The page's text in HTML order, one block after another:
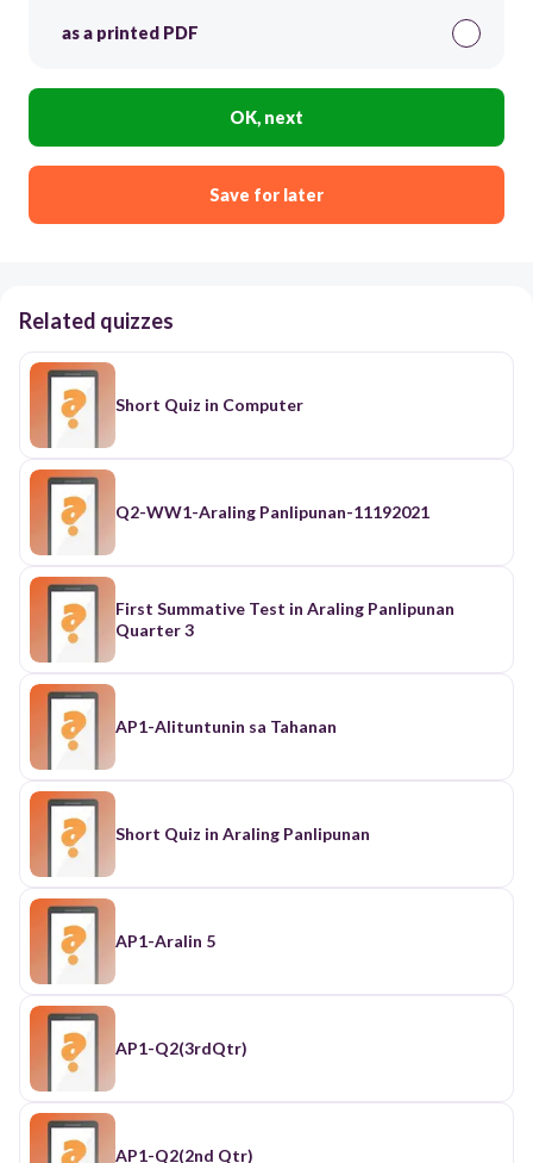
as a printed PDF
OK, next
Save for later
Related quizzes
Short Quiz in Computer
Q2-WW1-Araling Panlipunan-11192021
First Summative Test in Araling Panlipunan
Quarter 3
AP1-Alituntunin sa Tahanan
Short Quiz in Araling Panlipunan
AP1-Aralin 5
AP1-Q2(3rdQtr)
AP1-Q2(2nd Qtr)